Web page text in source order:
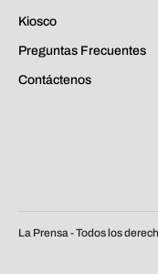
Kiosco
Preguntas Frecuentes
Contáctenos
La Prensa - Todos los